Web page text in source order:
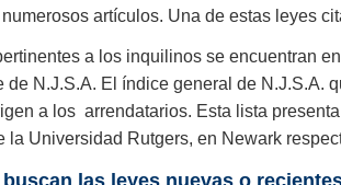
artículos. Una de estas leyes
a los inquilinos se encuentran
de N.J.S.A. El índice general de N.J.S.A.
a los arrendatarios. Esta lista
la Universidad Rutgers, en Newark
las leyes nuevas o